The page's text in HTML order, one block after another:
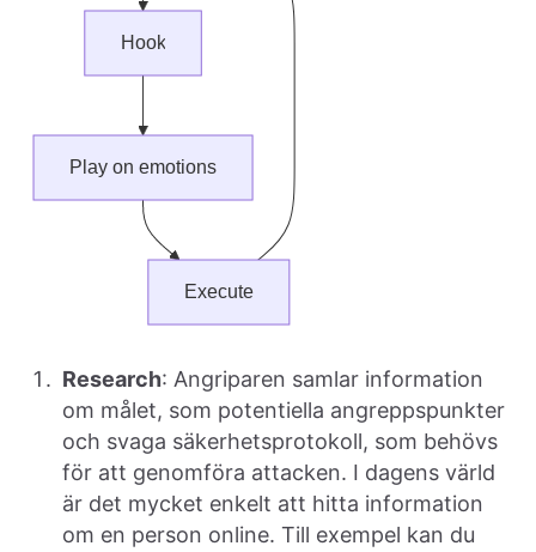
Research: Angriparen samlar information
om målet, som potentiella angreppspunkter
och svaga säkerhetsprotokoll, som behövs
för att genomföra attacken. I dagens värld
är det mycket enkelt att hitta information
om en person online. Till exempel kan du